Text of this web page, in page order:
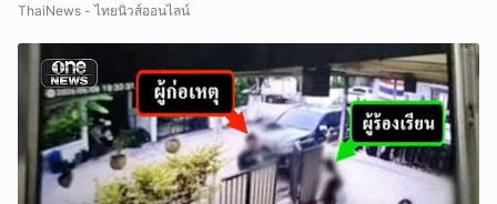
ThaiNews - ไทยนิวส์ออนไลน์